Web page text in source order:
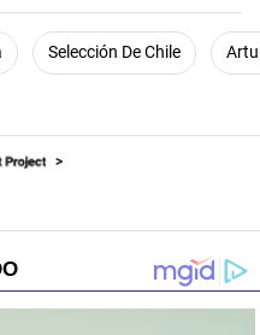
Selección De Chile